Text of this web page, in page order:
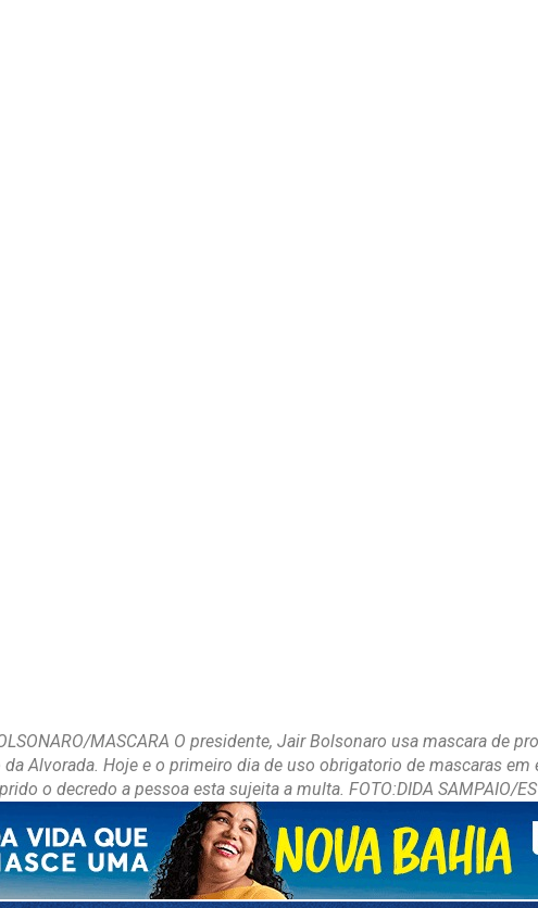
MASCARA O presidente, Jair Bolsonaro usa mascara de
Alvorada. Hoje e o primeiro dia de uso obrigatorio de mascaras
o decredo a pessoa esta sujeita a multa. FOTO:DIDA SAMPAIO/